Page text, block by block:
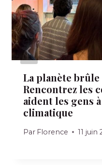
La planète brûle
Rencontrez les
aident les gens
climatique
Par Florence 11 juin